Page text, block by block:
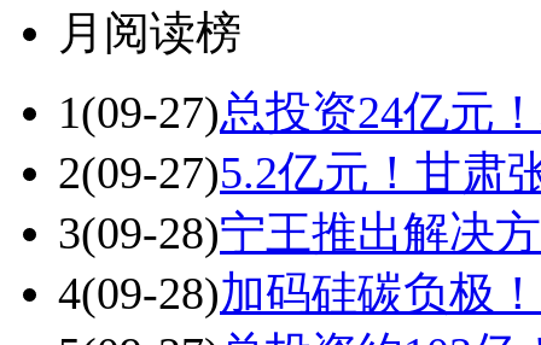
月阅读榜
1(09-27)总投资24亿元
2(09-27)5.2亿元！甘肃
3(09-28)宁王推出解决
4(09-28)加码硅碳负极